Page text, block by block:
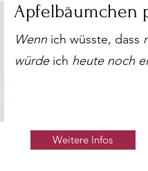
Apfelbäumchen
Wennich wüsste, dass
würde ich heute noch
Weitere Infos